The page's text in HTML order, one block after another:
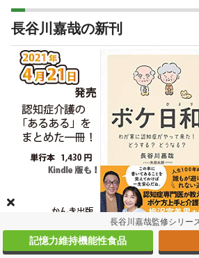
長谷川嘉哉の新刊
長谷川嘉哉監修シリー
記憶力維持機能性食品